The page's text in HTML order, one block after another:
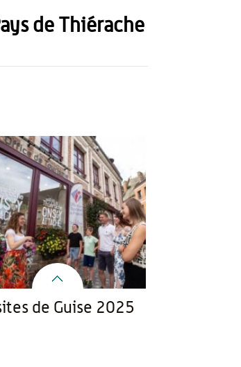
de Thiérache
de Guise 2025